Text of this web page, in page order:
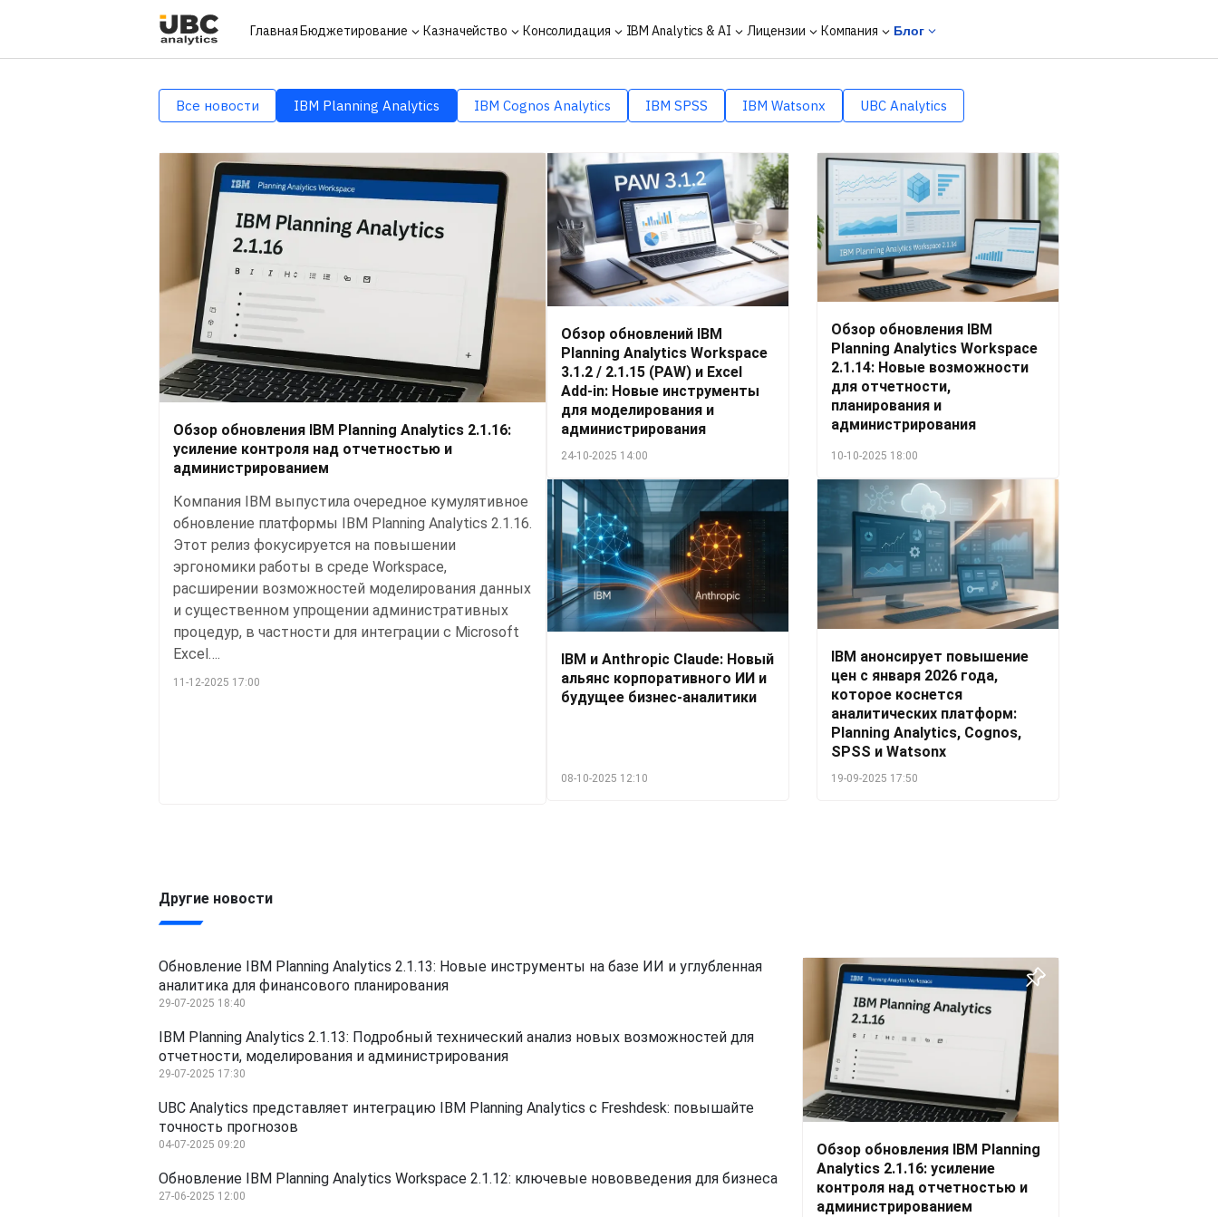
ГлавнаяБюджетирование Казначейство Консолидация IBM Analytics & AI Лицензии Компания Блог
Все новости IBM Planning Analytics IBM Cognos Analytics IBM SPSS IBM Watsonx UBC Analytics
Обзор обновления IBM Planning Analytics 2.1.16:
усиление контроля над отчетностью и
администрированием
Компания IBM выпустила очередное кумулятивное
обновление платформы IBM Planning Analytics 2.1.16.
Этот релиз фокусируется на повышении
эргономики работы в среде Workspace,
расширении возможностей моделирования данных
и существенном упрощении административных
процедур, в частности для интеграции с Microsoft
Excel….
11-12-2025 17:00
Обзор обновлений IBM
Planning Analytics Workspace
3.1.2 / 2.1.15 (PAW) и Excel
Add-in: Новые инструменты
для моделирования и
администрирования
24-10-2025 14:00
Обзор обновления IBM
Planning Analytics Workspace
2.1.14: Новые возможности
для отчетности,
планирования и
администрирования
10-10-2025 18:00
IBM и Anthropic Claude: Новый
альянс корпоративного ИИ и
будущее бизнес-аналитики
08-10-2025 12:10
IBM анонсирует повышение
цен с января 2026 года,
которое коснется
аналитических платформ:
Planning Analytics, Cognos,
SPSS и Watsonx
19-09-2025 17:50
Другие новости
Обновление IBM Planning Analytics 2.1.13: Новые инструменты на базе ИИ и углубленная
аналитика для финансового планирования
29-07-2025 18:40
IBM Planning Analytics 2.1.13: Подробный технический анализ новых возможностей для
отчетности, моделирования и администрирования
29-07-2025 17:30
UBC Analytics представляет интеграцию IBM Planning Analytics с Freshdesk: повышайте
точность прогнозов
04-07-2025 09:20
Обновление IBM Planning Analytics Workspace 2.1.12: ключевые нововведения для бизнеса
27-06-2025 12:00
Обзор обновления IBM Planning
Analytics 2.1.16: усиление
контроля над отчетностью и
администрированием